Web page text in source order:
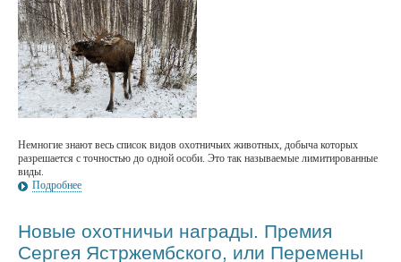
Немногие знают весь список видов охотничьих животных, добыча которых
разрешается с точностью до одной особи. Это так называемые лимитированные
виды.
Подробнее
Новые охотничьи награды. Премия
Сергея Ястржембского, или Перемены